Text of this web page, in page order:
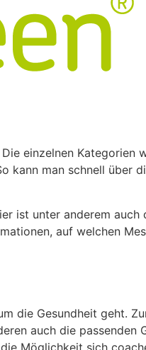
einzelnen Kategorien
kann man schnell über
ist unter anderem auch
auf welchen
die Gesundheit geht.
auch die passenden